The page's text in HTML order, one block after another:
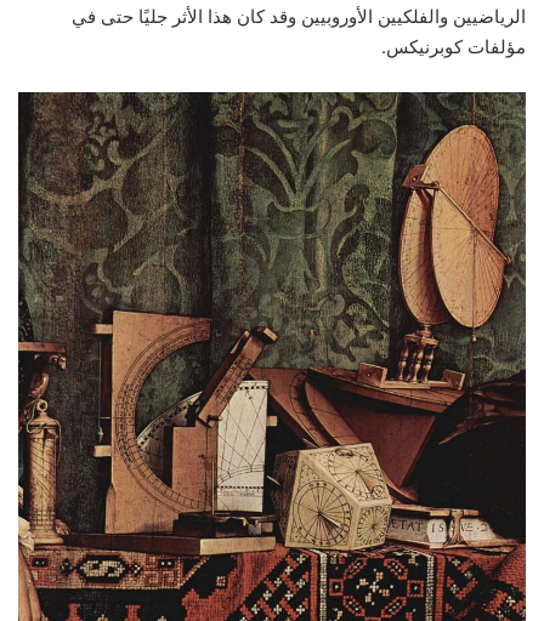
الرياضيين والفلكيين الأوروبيين وقد كان هذا الأثر جليًا حتى في
مؤلفات كوبرنيكس.